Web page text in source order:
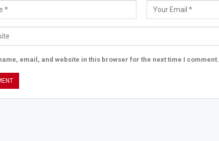
email, and website in this browser for the next time I comment.